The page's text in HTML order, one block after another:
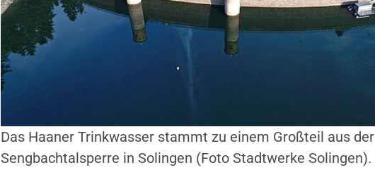
Das Haaner Trinkwasser stammt zu einem Großteil aus der
Sengbachtalsperre in Solingen (Foto Stadtwerke Solingen).